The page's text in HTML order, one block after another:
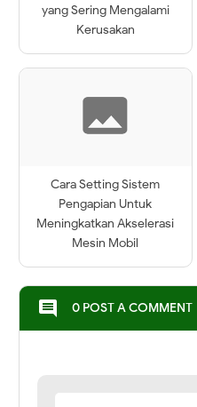
yang Sering Mengalami
Kerusakan
Cara Setting Sistem
Pengapian Untuk
Meningkatkan Akselerasi
Mesin Mobil
comment 0 POST A COMMENT